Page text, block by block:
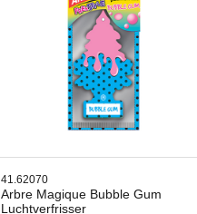
41.62070
Arbre Magique Bubble Gum
Luchtverfrisser